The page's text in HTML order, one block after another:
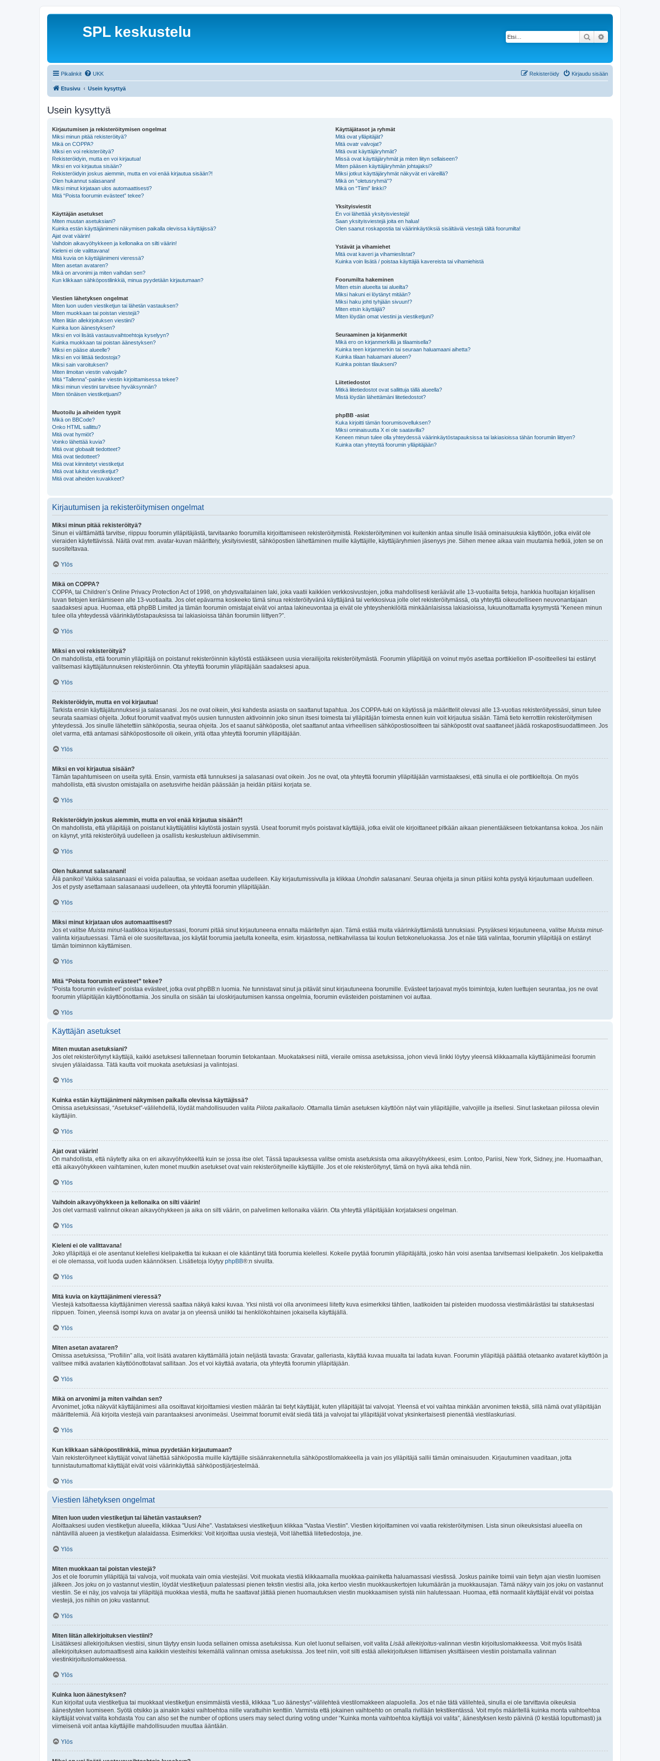
SPL keskustelu Etsi
Pikalinkit UKK Kirjaudu sisään
Rekisteröidy
Etusivu Usein kysyttyä
Usein kysyttyä
Kirjautumisen ja rekisteröitymisen ongelmat
Miksi minun pitää rekisteröityä?
Mikä on COPPA?
Miksi en voi rekisteröityä?
Rekisteröidyin, mutta en voi kirjautua!
Miksi en voi kirjautua sisään?
Rekisteröidyin joskus aiemmin, mutta en voi enää kirjautua sisään?!
Olen hukannut salasanani!
Miksi minut kirjataan ulos automaattisesti?
Mitä “Poista foorumin evästeet” tekee?
Käyttäjän asetukset
Miten muutan asetuksiani?
Kuinka estän käyttäjänimeni näkymisen paikalla olevissa käyttäjissä?
Ajat ovat väärin!
Vaihdoin aikavyöhykkeen ja kellonaika on silti väärin!
Kieleni ei ole valittavana!
Mitä kuvia on käyttäjänimeni vieressä?
Miten asetan avataren?
Mikä on arvonimi ja miten vaihdan sen?
Kun klikkaan sähköpostilinkkiä, minua pyydetään kirjautumaan?
Viestien lähetyksen ongelmat
Miten luon uuden viestiketjun tai lähetän vastauksen?
Miten muokkaan tai poistan viestejä?
Miten liitän allekirjoituksen viestiini?
Kuinka luon äänestyksen?
Miksi en voi lisätä vastausvaihtoehtoja kyselyyn?
Kuinka muokkaan tai poistan äänestyksen?
Miksi en pääse alueelle?
Miksi en voi liittää tiedostoja?
Miksi sain varoituksen?
Miten ilmoitan viestin valvojalle?
Mitä “Tallenna”-painike viestin kirjoittamisessa tekee?
Miksi minun viestini tarvitsee hyväksynnän?
Miten tönäisen viestiketjuani?
Muotoilu ja aiheiden tyypit
Mikä on BBCode?
Onko HTML sallittu?
Mitä ovat hymiöt?
Voinko lähettää kuvia?
Mitä ovat globaalit tiedotteet?
Mitä ovat tiedotteet?
Mitä ovat kiinnitetyt viestiketjut
Mitä ovat lukitut viestiketjut?
Mitä ovat aiheiden kuvakkeet?
Käyttäjätasot ja ryhmät
Mitä ovat ylläpitäjät?
Mitä ovatr valvojat?
Mitä ovat käyttäjäryhmät?
Missä ovat käyttäjäryhmät ja miten liityn sellaiseen?
Miten pääsen käyttäjäryhmän johtajaksi?
Miksi jotkut käyttäjäryhmät näkyvät eri väreillä?
Mikä on “oletusryhmä”?
Mikä on “Tiimi” linkki?
Yksityisviestit
En voi lähettää yksityisviestejä!
Saan yksityisviestejä joita en halua!
Olen saanut roskapostia tai väärinkäytöksiä sisältäviä viestejä tältä foorumilta!
Ystävät ja vihamiehet
Mitä ovat kaveri ja vihamieslistat?
Kuinka voin lisätä / poistaa käyttäjiä kavereista tai vihamiehistä
Foorumilta hakeminen
Miten etsin alueelta tai alueilta?
Miksi hakuni ei löytänyt mitään?
Miksi haku johti tyhjään sivuun!?
Miten etsin käyttäjiä?
Miten löydän omat viestini ja viestiketjuni?
Seuraaminen ja kirjanmerkit
Mikä ero on kirjanmerkillä ja tilaamisella?
Kuinka teen kirjanmerkin tai seuraan haluamaani aihetta?
Kuinka tilaan haluamani alueen?
Kuinka poistan tilaukseni?
Liitetiedostot
Mitkä liitetiedostot ovat sallittuja tällä alueella?
Mistä löydän lähettämäni liitetiedostot?
phpBB -asiat
Kuka kirjoitti tämän foorumisovelluksen?
Miksi ominaisuutta X ei ole saatavilla?
Keneen minun tulee olla yhteydessä väärinkäytöstapauksissa tai lakiasioissa tähän foorumiin liittyen?
Kuinka otan yhteyttä foorumin ylläpitäjään?
Kirjautumisen ja rekisteröitymisen ongelmat
Miksi minun pitää rekisteröityä?
Sinun ei välttämättä tarvitse, riippuu foorumin ylläpitäjästä, tarvitaanko foorumilla kirjoittamiseen rekisteröitymistä. Rekisteröityminen voi kuitenkin antaa sinulle lisää ominaisuuksia käyttöön, jotka eivät ole
vieraiden käytettävissä. Näitä ovat mm. avatar-kuvan määrittely, yksityisviestit, sähköpostien lähettäminen muille käyttäjille, käyttäjäryhmien jäsenyys jne. Siihen menee aikaa vain muutamia hetkiä, joten se on
suositeltavaa.
Ylös
Mikä on COPPA?
COPPA, tai Children’s Online Privacy Protection Act of 1998, on yhdysvaltalainen laki, joka vaatii kaikkien verkkosivustojen, jotka mahdollisesti keräävät alle 13-vuotiailta tietoja, hankkia huoltajan kirjallisen
luvan tietojen keräämiseen alle 13-vuotiaalta. Jos olet epävarma koskeeko tämä sinua rekisteröityvänä käyttäjänä tai verkkosivua jolle olet rekisteröitymässä, ota yhteyttä oikeudelliseen neuvonantajaan
saadaksesi apua. Huomaa, että phpBB Limited ja tämän foorumin omistajat eivät voi antaa lakineuvontaa ja eivät ole yhteyshenkilöitä minkäänlaisissa lakiasioissa, lukuunottamatta kysymystä “Keneen minun
tulee olla yhteydessä väärinkäytöstapauksissa tai lakiasioissa tähän foorumiin liittyen?”.
Ylös
Miksi en voi rekisteröityä?
On mahdollista, että foorumin ylläpitäjä on poistanut rekisteröinnin käytöstä estääkseen uusia vierailijoita rekisteröitymästä. Foorumin ylläpitäjä on voinut myös asettaa porttikiellon IP-osoitteellesi tai estänyt
valitsemasi käyttäjätunnuksen rekisteröinnin. Ota yhteyttä foorumin ylläpitäjään saadaksesi apua.
Ylös
Rekisteröidyin, mutta en voi kirjautua!
Tarkista ensin käyttäjätunnuksesi ja salasanasi. Jos ne ovat oikein, yksi kahdesta asiasta on saattanut tapahtua. Jos COPPA-tuki on käytössä ja määrittelit olevasi alle 13-vuotias rekisteröityessäsi, sinun tulee
seurata saamiasi ohjeita. Jotkut foorumit vaativat myös uusien tunnusten aktivoinnin joko sinun itsesi toimesta tai ylläpitäjän toimesta ennen kuin voit kirjautua sisään. Tämä tieto kerrottiin rekisteröitymisen
yhteydessä. Jos sinulle lähetettiin sähköpostia, seuraa ohjeita. Jos et saanut sähköpostia, olet saattanut antaa virheellisen sähköpostiosoitteen tai sähköpostit ovat saattaneet jäädä roskapostisuodattimeen. Jos
olet varma, että antamasi sähköpostiosoite oli oikein, yritä ottaa yhteyttä foorumin ylläpitäjään.
Ylös
Miksi en voi kirjautua sisään?
Tämän tapahtumiseen on useita syitä. Ensin, varmista että tunnuksesi ja salasanasi ovat oikein. Jos ne ovat, ota yhteyttä foorumin ylläpitäjään varmistaaksesi, että sinulla ei ole porttikieltoja. On myös
mahdollista, että sivuston omistajalla on asetusvirhe heidän päässään ja heidän pitäisi korjata se.
Ylös
Rekisteröidyin joskus aiemmin, mutta en voi enää kirjautua sisään?!
On mahdollista, että ylläpitäjä on poistanut käyttäjätilisi käytöstä jostain syystä. Useat foorumit myös poistavat käyttäjiä, jotka eivät ole kirjoittaneet pitkään aikaan pienentääkseen tietokantansa kokoa. Jos näin
on käynyt, yritä rekisteröityä uudelleen ja osallistu keskusteluun aktiivisemmin.
Ylös
Olen hukannut salasanani!
Älä panikoi! Vaikka salasanaasi ei voida palauttaa, se voidaan asettaa uudelleen. Käy kirjautumissivulla ja klikkaa Unohdin salasanani. Seuraa ohjeita ja sinun pitäisi kohta pystyä kirjautumaan uudelleen.
Jos et pysty asettamaan salasanaasi uudelleen, ota yhteyttä foorumin ylläpitäjään.
Ylös
Miksi minut kirjataan ulos automaattisesti?
Jos et valitse Muista minut-laatikkoa kirjautuessasi, foorumi pitää sinut kirjautuneena ennalta määritellyn ajan. Tämä estää muita väärinkäyttämästä tunnuksiasi. Pysyäksesi kirjautuneena, valitse Muista minut-
valinta kirjautuessasi. Tämä ei ole suositeltavaa, jos käytät foorumia jaetulta koneelta, esim. kirjastossa, nettikahvilassa tai koulun tietokoneluokassa. Jos et näe tätä valintaa, foorumin ylläpitäjä on estänyt
tämän toiminnon käyttämisen.
Ylös
Mitä “Poista foorumin evästeet” tekee?
“Poista foorumin evästeet” poistaa evästeet, jotka ovat phpBB:n luomia. Ne tunnistavat sinut ja pitävät sinut kirjautuneena foorumille. Evästeet tarjoavat myös toimintoja, kuten luettujen seurantaa, jos ne ovat
foorumin ylläpitäjän käyttöönottamia. Jos sinulla on sisään tai uloskirjautumisen kanssa ongelmia, foorumin evästeiden poistaminen voi auttaa.
Ylös
Käyttäjän asetukset
Miten muutan asetuksiani?
Jos olet rekisteröitynyt käyttäjä, kaikki asetuksesi tallennetaan foorumin tietokantaan. Muokataksesi niitä, vieraile omissa asetuksissa, johon vievä linkki löytyy yleensä klikkaamalla käyttäjänimeäsi foorumin
sivujen ylälaidassa. Tätä kautta voit muokata asetuksiasi ja valintojasi.
Ylös
Kuinka estän käyttäjänimeni näkymisen paikalla olevissa käyttäjissä?
Omissa asetuksissasi, “Asetukset”-välilehdellä, löydät mahdollisuuden valita Piilota paikallaolo. Ottamalla tämän asetuksen käyttöön näyt vain ylläpitäjille, valvojille ja itsellesi. Sinut lasketaan piilossa oleviin
käyttäjiin.
Ylös
Ajat ovat väärin!
On mahdollista, että näytetty aika on eri aikavyöhykkeeltä kuin se jossa itse olet. Tässä tapauksessa valitse omista asetuksista oma aikavyöhykkeesi, esim. Lontoo, Pariisi, New York, Sidney, jne. Huomaathan,
että aikavyöhykkeen vaihtaminen, kuten monet muutkin asetukset ovat vain rekisteröityneille käyttäjille. Jos et ole rekisteröitynyt, tämä on hyvä aika tehdä niin.
Ylös
Vaihdoin aikavyöhykkeen ja kellonaika on silti väärin!
Jos olet varmasti valinnut oikean aikavyöhykkeen ja aika on silti väärin, on palvelimen kellonaika väärin. Ota yhteyttä ylläpitäjään korjataksesi ongelman.
Ylös
Kieleni ei ole valittavana!
Joko ylläpitäjä ei ole asentanut kielellesi kielipakettia tai kukaan ei ole kääntänyt tätä foorumia kielellesi. Kokeile pyytää foorumin ylläpitäjältä, josko hän voisi asentaa tarvitsemasi kielipaketin. Jos kielipakettia
ei ole olemassa, voit luoda uuden käännöksen. Lisätietoja löytyy phpBB®:n sivuilta.
Ylös
Mitä kuvia on käyttäjänimeni vieressä?
Viestejä katsottaessa käyttäjänimen vieressä saattaa näkyä kaksi kuvaa. Yksi niistä voi olla arvonimeesi liitetty kuva esimerkiksi tähtien, laatikoiden tai pisteiden muodossa viestimäärästäsi tai statuksestasi
riippuen. Toinen, yleensä isompi kuva on avatar ja on yleensä uniikki tai henkilökohtainen jokaisella käyttäjällä.
Ylös
Miten asetan avataren?
Omissa asetuksissa, “Profiilin” alla, voit lisätä avataren käyttämällä jotain neljästä tavasta: Gravatar, galleriasta, käyttää kuvaa muualta tai ladata kuvan. Foorumin ylläpitäjä päättää otetaanko avataret käyttöön ja
valitsee mitkä avatarien käyttöönottotavat sallitaan. Jos et voi käyttää avataria, ota yhteyttä foorumin ylläpitäjään.
Ylös
Mikä on arvonimi ja miten vaihdan sen?
Arvonimet, jotka näkyvät käyttäjänimesi alla osoittavat kirjoittamiesi viestien määrän tai tietyt käyttäjät, kuten ylläpitäjät tai valvojat. Yleensä et voi vaihtaa minkään arvonimen tekstiä, sillä nämä ovat ylläpitäjän
määrittelemiä. Älä kirjoita viestejä vain parantaaksesi arvonimeäsi. Useimmat foorumit eivät siedä tätä ja valvojat tai ylläpitäjät voivat yksinkertaisesti pienentää viestilaskuriasi.
Ylös
Kun klikkaan sähköpostilinkkiä, minua pyydetään kirjautumaan?
Vain rekisteröityneet käyttäjät voivat lähettää sähköpostia muille käyttäjille sisäänrakennetulla sähköpostilomakkeella ja vain jos ylläpitäjä sallii tämän ominaisuuden. Kirjautuminen vaaditaan, jotta
tunnistautumattomat käyttäjät eivät voisi väärinkäyttää sähköpostijärjestelmää.
Ylös
Viestien lähetyksen ongelmat
Miten luon uuden viestiketjun tai lähetän vastauksen?
Aloittaaksesi uuden viestiketjun alueella, klikkaa "Uusi Aihe". Vastataksesi viestiketjuun klikkaa "Vastaa Viestiin". Viestien kirjoittaminen voi vaatia rekisteröitymisen. Lista sinun oikeuksistasi alueella on
nähtävillä alueen ja viestiketjun alalaidassa. Esimerkiksi: Voit kirjoittaa uusia viestejä, Voit lähettää liitetiedostoja, jne.
Ylös
Miten muokkaan tai poistan viestejä?
Jos et ole foorumin ylläpitäjä tai valvoja, voit muokata vain omia viestejäsi. Voit muokata viestiä klikkaamalla muokkaa-painiketta haluamassasi viestissä. Joskus painike toimii vain tietyn ajan viestin luomisen
jälkeen. Jos joku on jo vastannut viestiin, löydät viestiketjuun palatessasi pienen tekstin viestisi alla, joka kertoo viestin muokkauskertojen lukumäärän ja muokkausajan. Tämä näkyy vain jos joku on vastannut
viestiin. Se ei näy, jos valvoja tai ylläpitäjä muokkaa viestiä, mutta he saattavat jättää pienen huomautuksen viestin muokkaamisen syistä niin halutessaan. Huomaa, että normaalit käyttäjät eivät voi poistaa
viestejä, jos niihin on joku vastannut.
Ylös
Miten liitän allekirjoituksen viestiini?
Lisätäksesi allekirjoituksen viestiisi, sinun täytyy ensin luoda sellainen omissa asetuksissa. Kun olet luonut sellaisen, voit valita Lisää allekirjoitus-valinnan viestin kirjoituslomakkeessa. Voit myös lisätä
allekirjoituksen automaattisesti aina kaikkiin viesteihisi tekemällä valinnan omissa asetuksissa. Jos teet niin, voit silti estää allekirjoituksen liittämisen yksittäiseen viestiin poistamalla valinnan
viestinkirjoituslomakkeessa.
Ylös
Kuinka luon äänestyksen?
Kun kirjoitat uuta viestiketjua tai muokkaat viestiketjun ensimmäistä viestiä, klikkaa "Luo äänestys"-välilehteä viestilomakkeen alapuolella. Jos et näe tätä välilehteä, sinulla ei ole tarvittavia oikeuksia
äänestysten luomiseen. Syötä otsikko ja ainakin kaksi vaihtoehtoa niille varattuihin kenttiin. Varmista että jokainen vaihtoehto on omalla rivillään tekstikentässä. Voit myös määritellä kuinka monta vaihtoehtoa
käyttäjät voivat valita kohdasta You can also set the number of options users may select during voting under “Kuinka monta vaihtoehtoa käyttäjä voi valita”, äänestyksen kesto päivinä (0 kestää loputtomasti) ja
viimeisenä voit antaa käyttäjille mahdollisuuden muuttaa ääntään.
Ylös